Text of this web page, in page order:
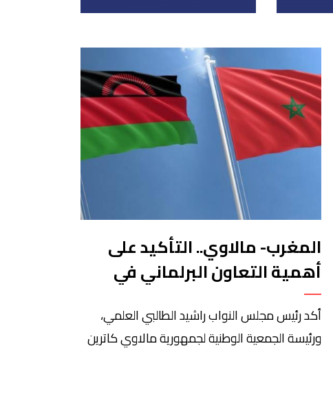
المغرب- مالاوي.. التأكيد على
أهمية التعاون البرلماني في
مواجهة التحديات المشتركة
أكد رئيس مجلس النواب راشيد الطالبي العلمي،
ورئيسة الجمعية الوطنية لجمهورية مالاوي كاترين